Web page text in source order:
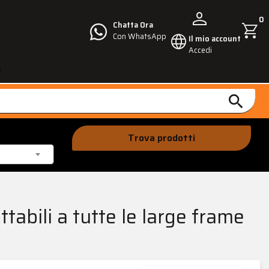
shopping_cart0
person
Il mio account
Accedi
language
Chatta Ora
Con WhatsApp
search
Trova prodotti
a tutte le large frame